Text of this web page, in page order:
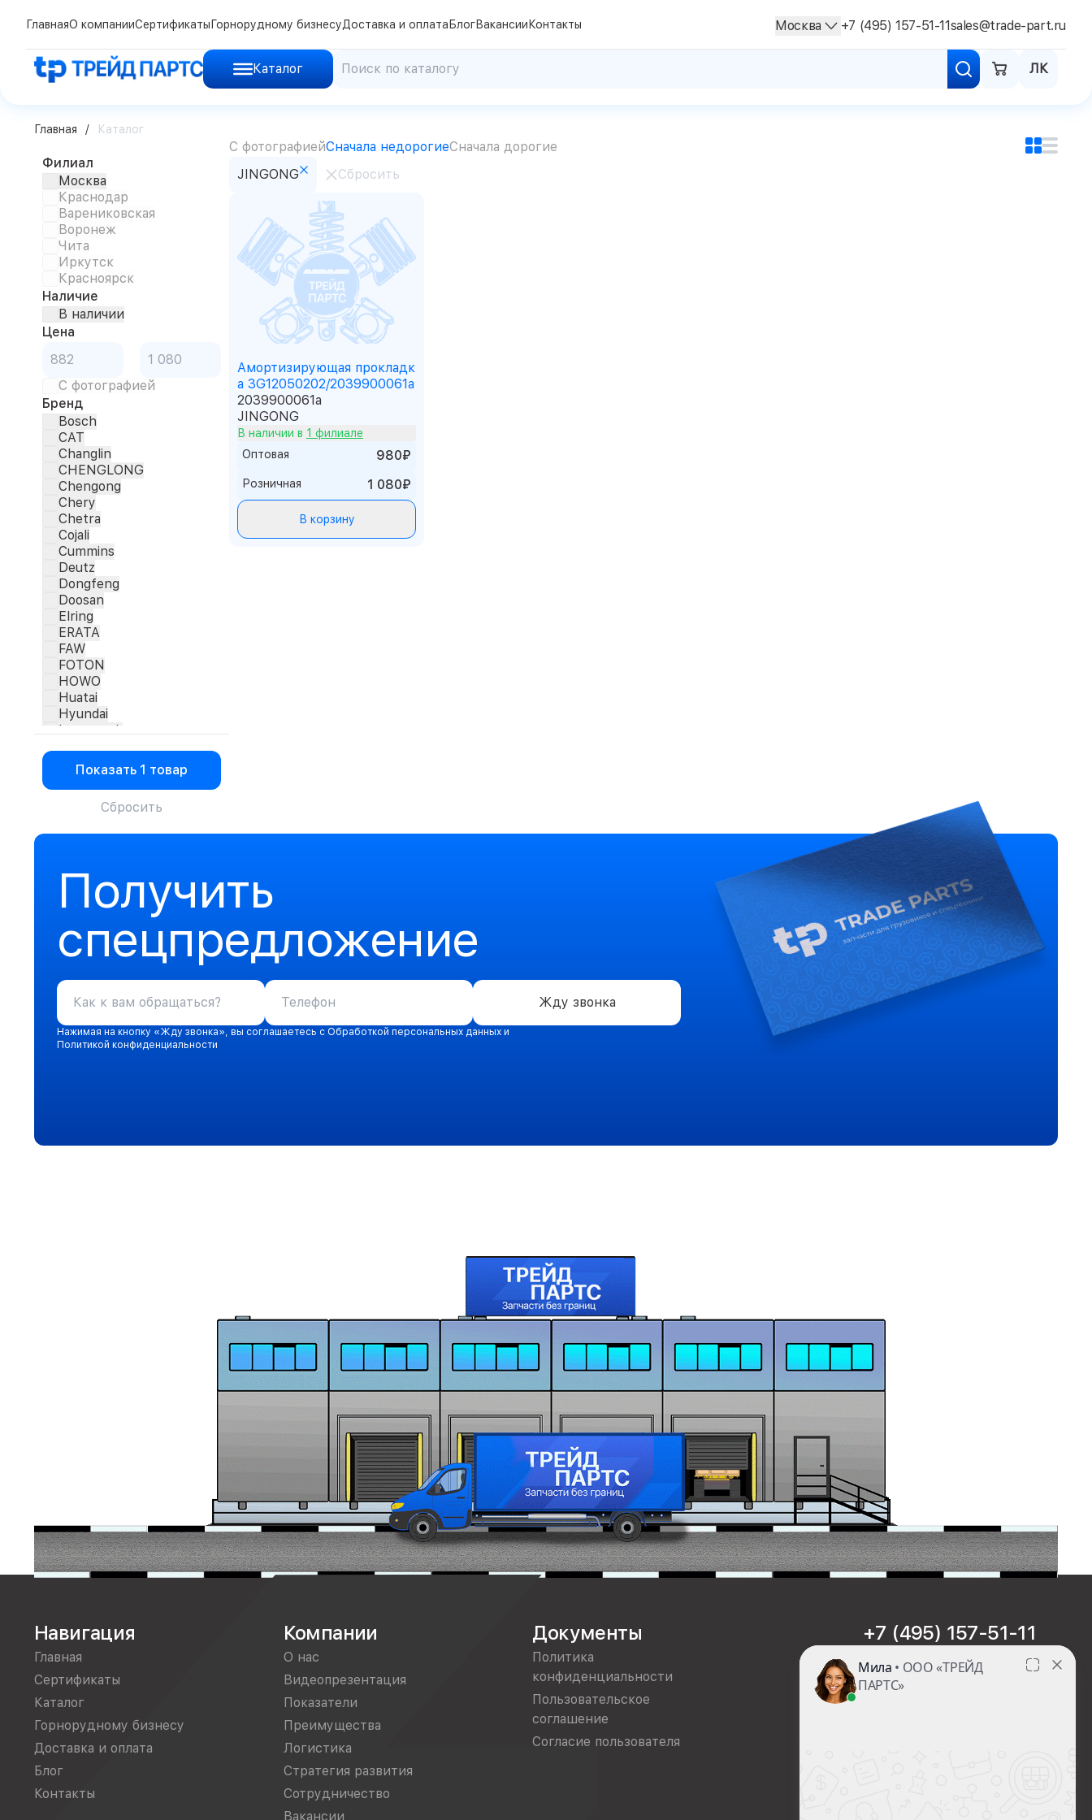
Каталог ЛК
ГлавнаяО компанииСертификаты Горнорудному бизнесуДоставка и оплата БлогВакансии Контакты Москва +7 (495) 157-51-11sales@trade-part.ru
Главная Каталог
Филиал
Москва
Краснодар
Варениковская
Воронеж
Чита
Иркутск
Красноярск
Наличие
В наличии
Цена
С фотографией
Бренд
Bosch
CAT
Changlin
CHENGLONG
Chengong
Chery
Chetra
Cojali
Cummins
Deutz
Dongfeng
Doosan
Elring
ERATA
FAW
FOTON
HOWO
Huatai
Hyundai
Intertruck
Knecht
KNORR
Komatsu
Liebherr
Miba
Mitsuber
Noname
ORIONiNOVASYON
PARTIQ
SCHAEFFLER
SDLG
SEM
Показать 1 товар
Сбросить
С фотографиейСначала недорогиеСначала дорогие
JINGONG
Сбросить
Амортизирующая прокладк
а 3G12050202/2039900061a
2039900061a
JINGONG
В наличии в 1 филиале
Оптовая
980₽
Розничная 1 080₽
В корзину
Получить
спецпредложение
Жду звонка
Нажимая на кнопку «Жду звонка», вы соглашаетесь с Обработкой персональных данных и
Политикой конфиденциальности
Навигация
Главная
Сертификаты
Каталог
Горнорудному бизнесу
Доставка и оплата
Блог
Контакты
Компании
О нас
Видеопрезентация
Показатели
Преимущества
Логистика
Стратегия развития
Сотрудничество
Вакансии
Документы
Политика
конфиденциальности
Пользовательское
соглашение
Согласие пользователя
+7 (495) 157-51-11
sales@trade-part.ru